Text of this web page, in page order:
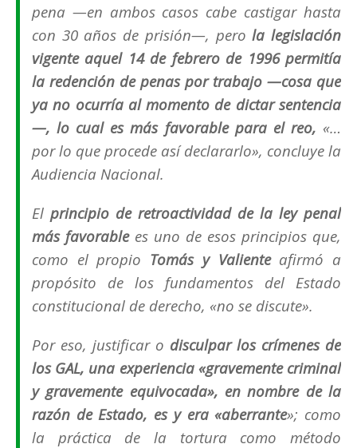
pena —en ambos casos cabe castigar hasta
con 30 años de prisión—, perola legislación
vigente aquel 14 de febrero de 1996 permitía
la redención de penas por trabajo —cosa que
ya no ocurría al momento de dictar sentencia
—, lo cual es más favorable para el reo, «…
por lo que procede así declararlo», concluye la
Audiencia Nacional.
El principio de retroactividad de la ley penal
más favorablees uno de esos principios que,
como el propio Tomás y Valienteafirmó a
propósito de los fundamentos del Estado
constitucional de derecho, «no se discute».
Por eso, justificar o disculpar los crímenes de
los GAL, una experiencia «gravemente criminal
y gravemente equivocada», en nombre de la
razón de Estado, es y era «aberrante»; como
la práctica de la tortura como método